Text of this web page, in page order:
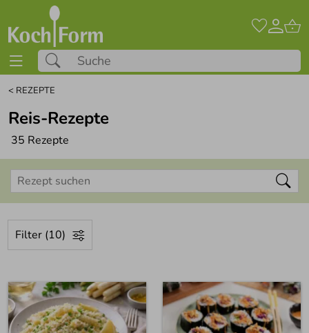
< REZEPTE
Reis-Rezepte
35 Rezepte
Rezept suchen
Filter (10)